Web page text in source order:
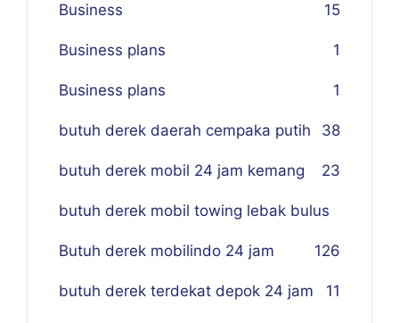
5
Business 1
Business plans 1
Business plans 1
butuh derek daerah cempaka putih 38
butuh derek mobil 24 jam kemang 23
butuh derek mobil towing lebak bulus
26
Butuh derek mobilindo 24 jam 1
butuh derek terdekat depok 24 jam 11